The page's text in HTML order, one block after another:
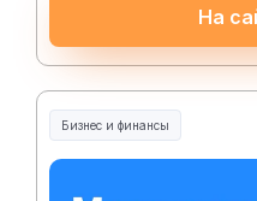
На
Бизнес и финансы